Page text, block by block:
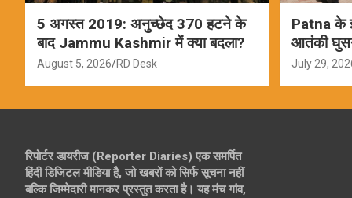
5 अगस्त 2019: अनुच्छेद 370 हटने के
बाद Jammu Kashmir में क्या बदला?
August 5, 2026 RD Desk
Patna के
आतंकी
ऑपरेशन;
July 29,
रिपोर्टर डायरीज (Reporter Diaries) एक समर्पित
हिंदी डिजिटल मीडिया है, जो खबरों को सिर्फ सूचना नहीं
बल्कि जिम्मेदारी मानकर प्रस्तुत करता है। यह मंच गांव,